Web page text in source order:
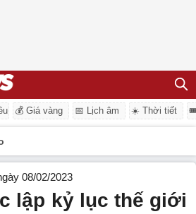
💰 Giá vàng 📅 Lịch âm ☀️ Thời tiết
08/02/2023
lập kỷ lục thế giới